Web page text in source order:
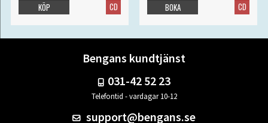
CD
KÖP CD
BOKA
Bengans kundtjänst
031-42 52 23
Telefontid - vardagar 10-12
support@bengans.se